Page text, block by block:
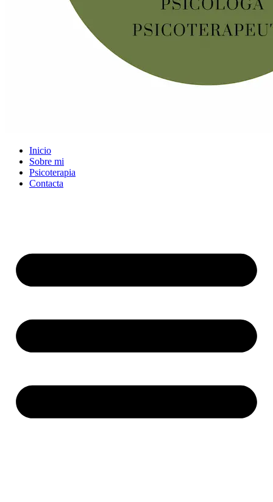
Inicio
Sobre mi
Psicoterapia
Contacta